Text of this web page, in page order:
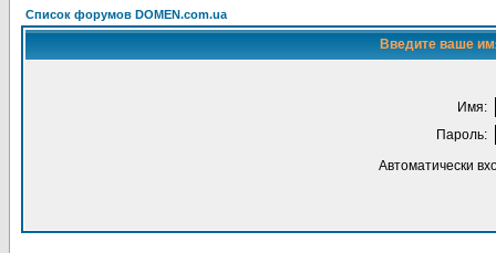
Список форумов DOMEN.com.ua
Введите ваше
Имя:
Пароль:
Автоматически